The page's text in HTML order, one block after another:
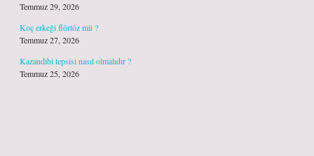
Temmuz 29, 2026
Koç erkeği flörtöz mü ?
Temmuz 27, 2026
Kazandibi tepsisi nasıl olmalıdır ?
Temmuz 25, 2026